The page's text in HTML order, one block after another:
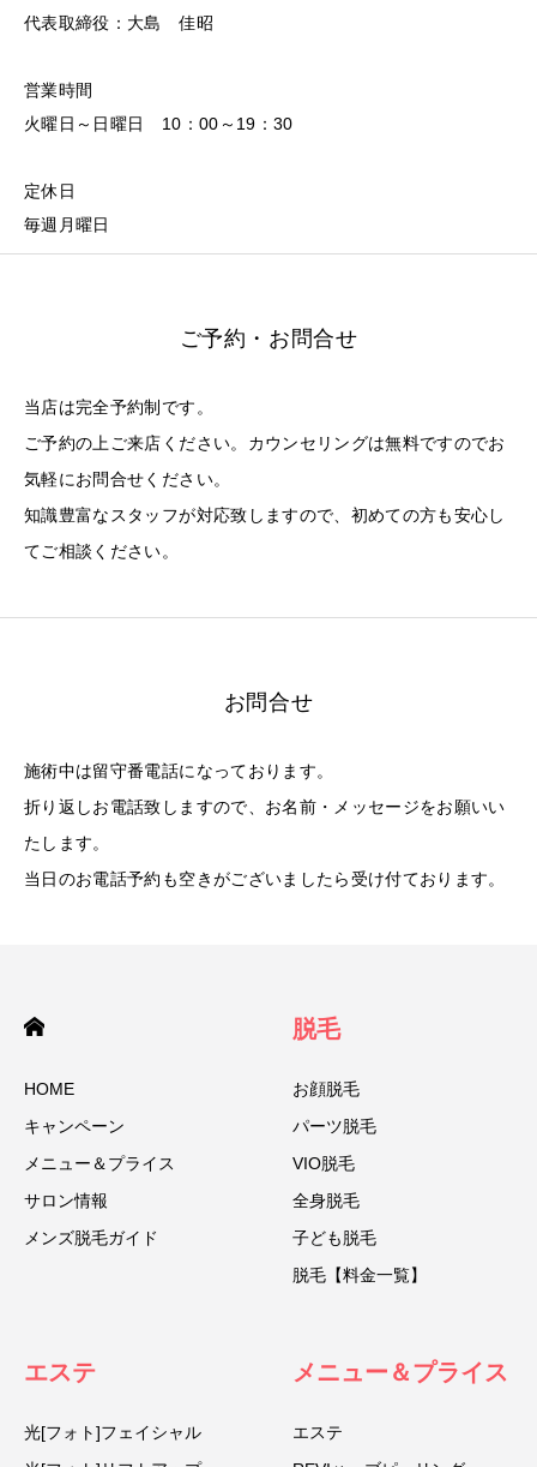
代表取締役：大島 佳昭
営業時間
火曜日～日曜日 10：00～19：30
定休日
毎週月曜日
ご予約・お問合せ
当店は完全予約制です。
ご予約の上ご来店ください。カウンセリングは無料ですのでお
気軽にお問合せください。
知識豊富なスタッフが対応致しますので、初めての方も安心し
てご相談ください。
お問合せ
施術中は留守番電話になっております。
折り返しお電話致しますので、お名前・メッセージをお願いい
たします。
当日のお電話予約も空きがございましたら受け付ております。
HOME
キャンペーン
メニュー＆プライス
サロン情報
メンズ脱毛ガイド
脱毛
お顔脱毛
パーツ脱毛
VIO脱毛
全身脱毛
子ども脱毛
脱毛【料金一覧】
エステ
光[フォト]フェイシャル
メニュー＆プライス
エステ